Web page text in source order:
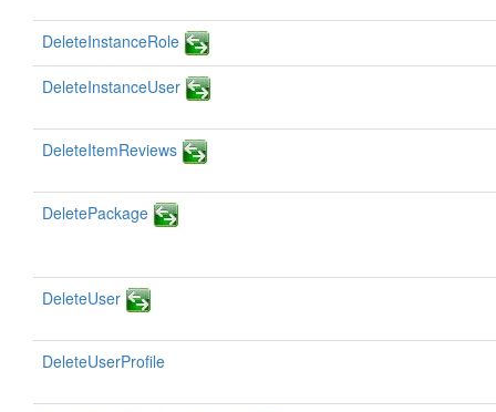
DeleteInstanceRole
DeleteInstanceUser
DeleteItemReviews
DeletePackage
DeleteUser
DeleteUserProfile